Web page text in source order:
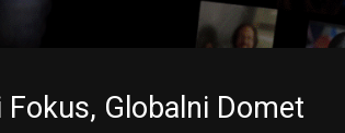
Fokus, Globalni Domet